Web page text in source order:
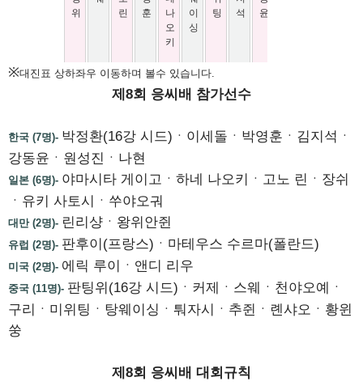
※대진표 상하좌우 이동하며 볼수 있습니다.
제8회 응씨배 참가선수
한국 (7명)- 박정환(16강 시드)ㆍ이세돌ㆍ박영훈ㆍ김지석ㆍ
강동윤ㆍ원성진ㆍ나현
일본 (6명)- 야마시타 게이고ㆍ하네 나오키ㆍ고노 린ㆍ장쉬
ㆍ유키 사토시ㆍ쑤야오궈
대만 (2명)- 린리샹ㆍ왕위안쥔
유럽 (2명)- 판후이(프랑스)ㆍ마테우스 수르마(폴란드)
미국 (2명)- 에릭 루이ㆍ앤디 리우
중국 (11명)- 판팅위(16강 시드)ㆍ커제ㆍ스웨ㆍ천야오예ㆍ
구리ㆍ미위팅ㆍ탕웨이싱ㆍ퉈자시ㆍ추쥔ㆍ롄샤오ㆍ황윈
쑹
제8회 응씨배 대회규칙